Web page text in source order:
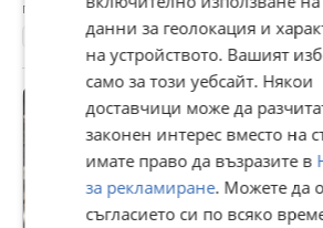
гр. Велинград, Пазарджик, 05 август
28000 км. 2022 250 куб. см.
данни за геолокация и
на устройството. Вашият
само за този уебсайт. Някои
доставчици може да
законен интерес вместо на
имате право да възразите в
за рекламиране. Можете да
съгласието си по всяко